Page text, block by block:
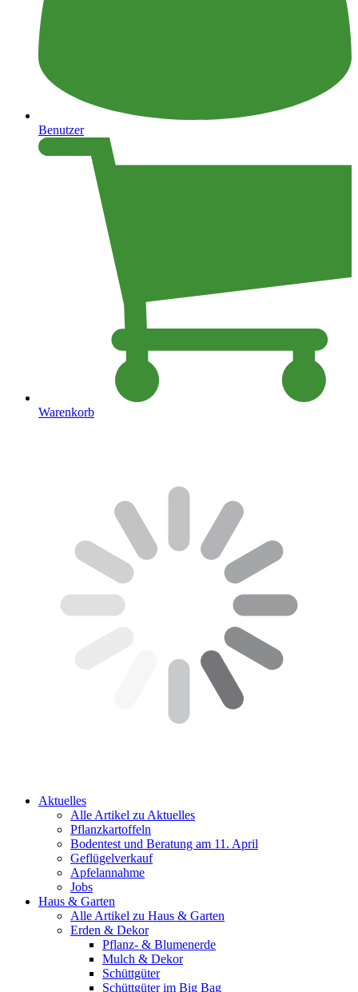
Benutzer
Warenkorb
Aktuelles
Alle Artikel zu Aktuelles
Pflanzkartoffeln
Bodentest und Beratung am 11. April
Geflügelverkauf
Apfelannahme
Jobs
Haus & Garten
Alle Artikel zu Haus & Garten
Erden & Dekor
Pflanz- & Blumenerde
Mulch & Dekor
Schüttgüter
Schüttgüter im Big Bag